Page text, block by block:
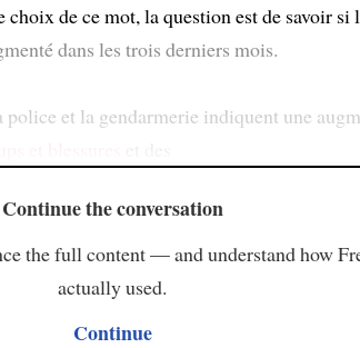
de ce mot, la question est de savoir si
dans les trois derniers mois.
et la gendarmerie indiquent une
Continue the conversation
the full content — and understand how
actually used.
Continue